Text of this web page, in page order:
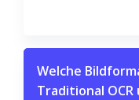
Welche
Traditional